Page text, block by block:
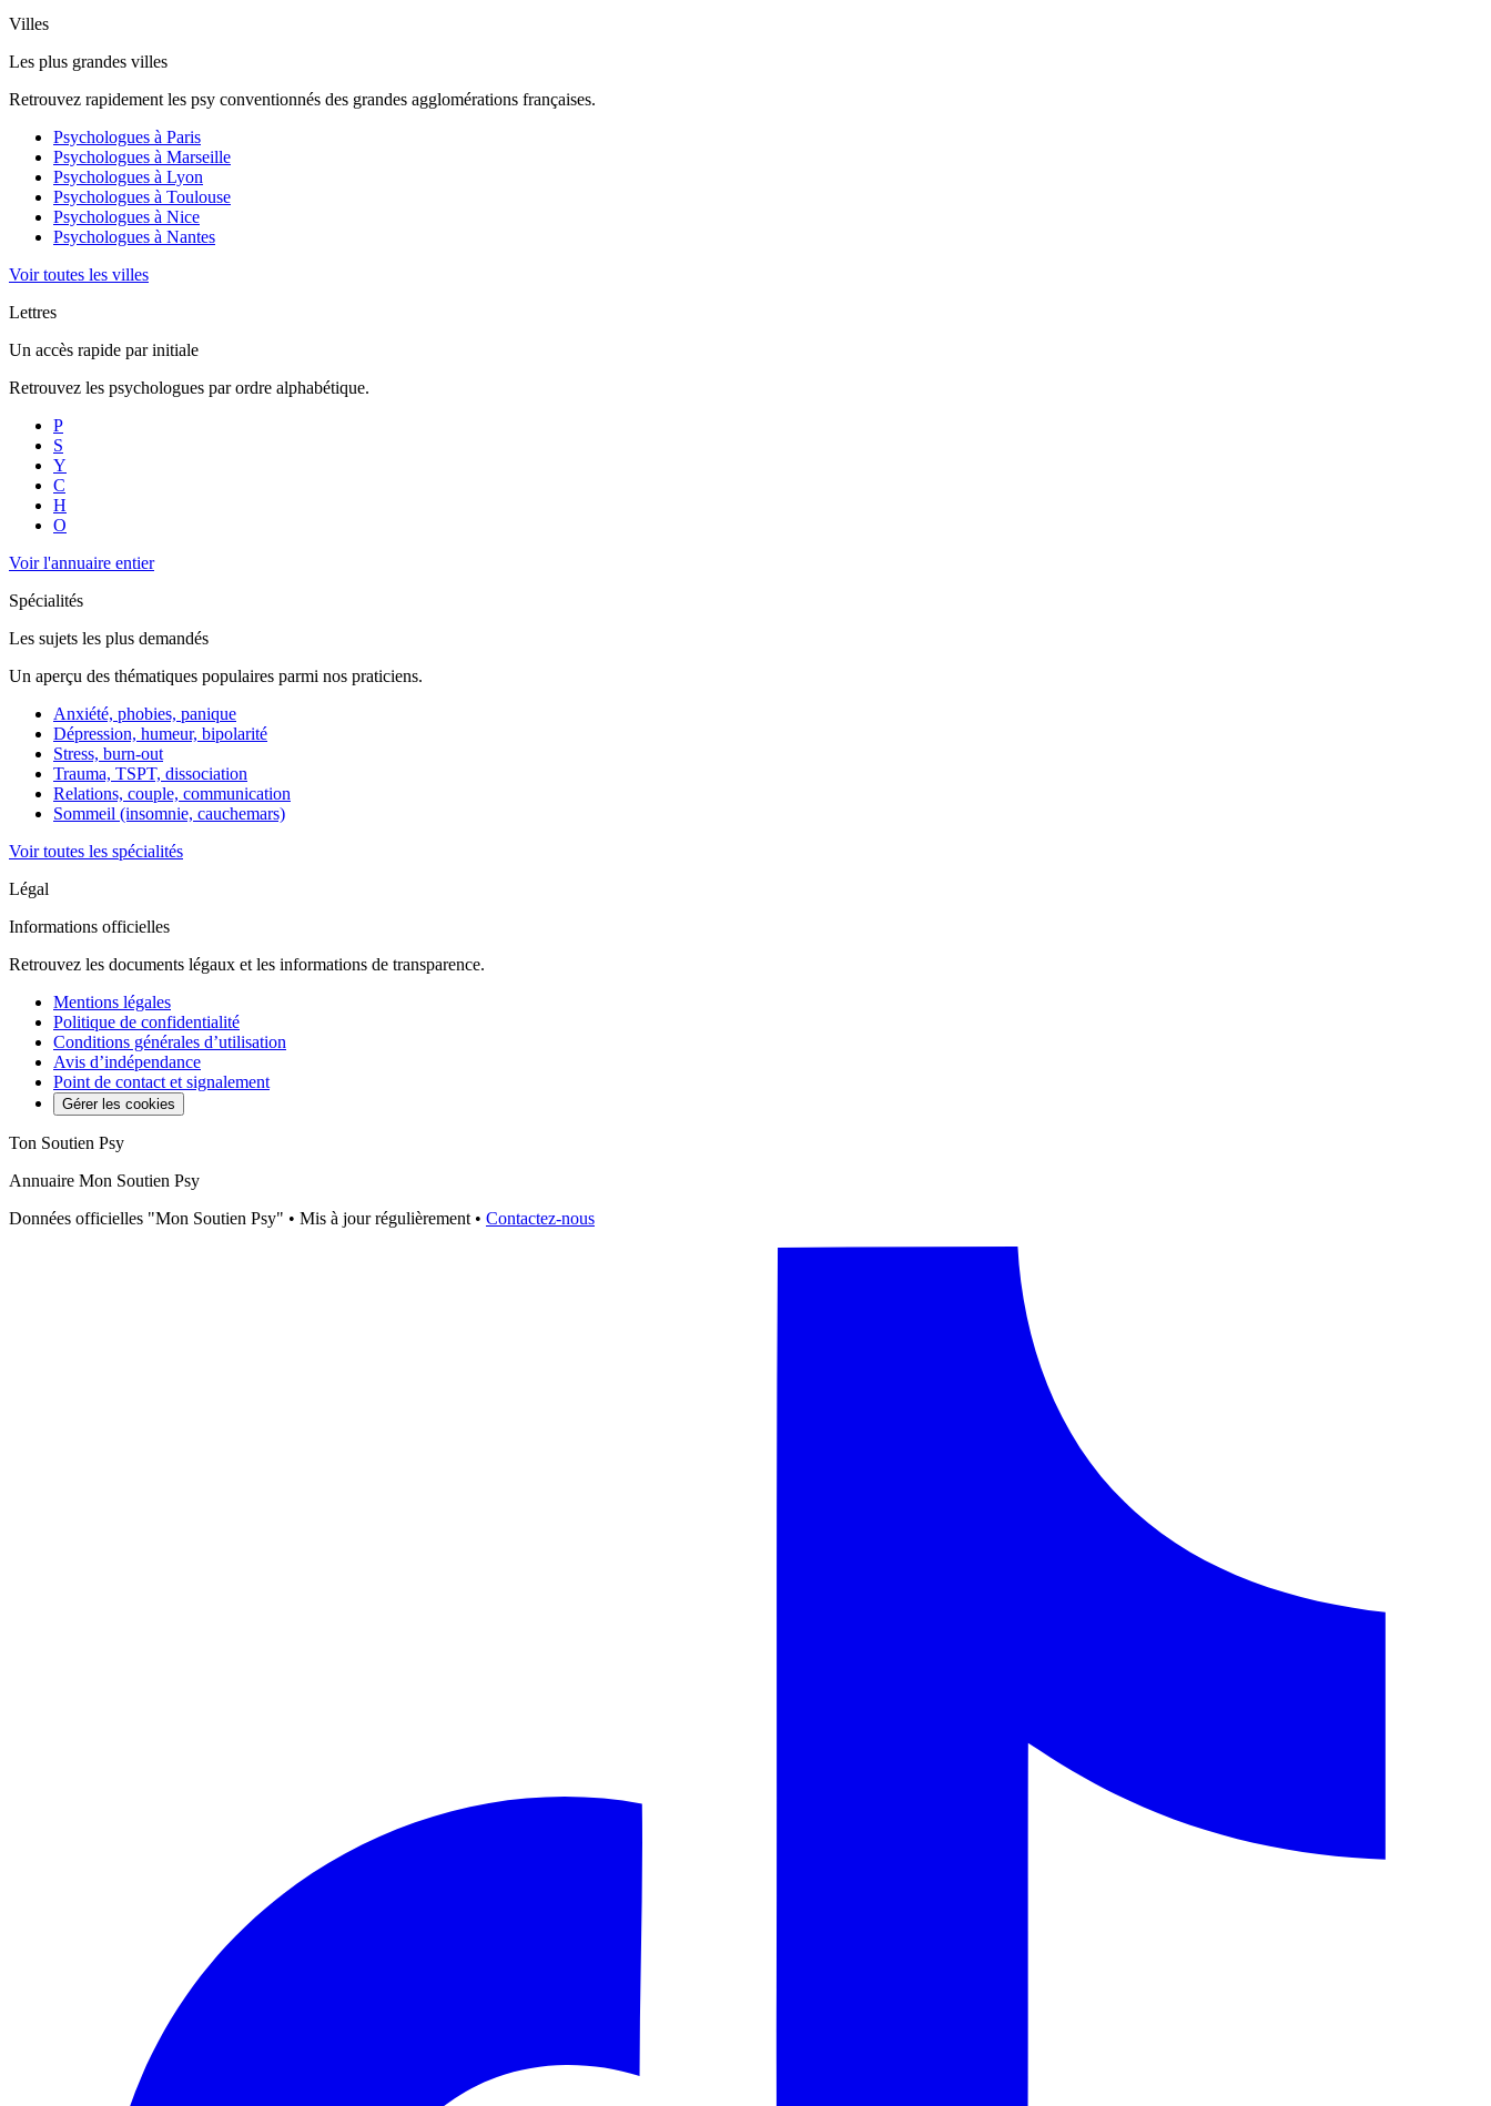
Villes
Les plus grandes villes
Retrouvez rapidement les psy conventionnés des grandes agglomérations françaises.
Psychologues à Paris
Psychologues à Marseille
Psychologues à Lyon
Psychologues à Toulouse
Psychologues à Nice
Psychologues à Nantes
Voir toutes les villes
Lettres
Un accès rapide par initiale
Retrouvez les psychologues par ordre alphabétique.
P
S
Y
C
H
O
Voir l'annuaire entier
Spécialités
Les sujets les plus demandés
Un aperçu des thématiques populaires parmi nos praticiens.
Anxiété, phobies, panique
Dépression, humeur, bipolarité
Stress, burn-out
Trauma, TSPT, dissociation
Relations, couple, communication
Sommeil (insomnie, cauchemars)
Voir toutes les spécialités
Légal
Informations officielles
Retrouvez les documents légaux et les informations de transparence.
Mentions légales
Politique de confidentialité
Conditions générales d’utilisation
Avis d’indépendance
Point de contact et signalement
Gérer les cookies
Ton Soutien Psy
Annuaire Mon Soutien Psy
Données officielles "Mon Soutien Psy" • Mis à jour régulièrement • Contactez-nous